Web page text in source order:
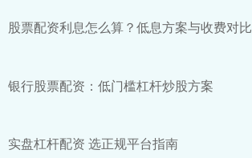
股票配资利息怎么算？低息方案与收费对比
银行股票配资：低门槛杠杆炒股方案
实盘杠杆配资 选正规平台指南